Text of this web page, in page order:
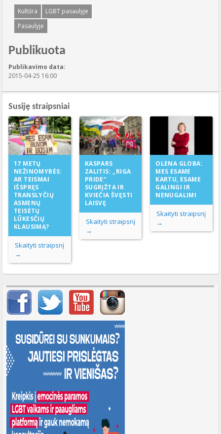
Kultūra
LGBT pasaulyje
Pasaulyje
Publikuota
Publikavimo data:
2015-04-25 16:00
Susiję straipsniai
17 METŲ
NEŽINOMYBĖS:
AR TEISMAI
IŠSPRĘS
TRANSLYČIŲ
ASMENŲ
TEISĖTŲ
LŪKESČIŲ
KLAUSIMĄ?
Skaityti straipsnį
→
KASPARS
ZALITIS: „RIGA
PRIDE“
SUGRĮŽTA IR
KVIEČIA ŠVĘSTI
LAISVĘ
Skaityti straipsnį
→
OLENA GLOBA:
MES ESAME
KARTU, ESAME
GALINGI IR
NENUGALIMI
Skaityti straipsnį
→
Svarbių įrašų meniu